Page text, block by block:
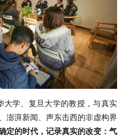
大学、复旦大学的教授，与真实
澎湃新闻、声东击西的非虚构界
定的时代，记录真实的改变：气